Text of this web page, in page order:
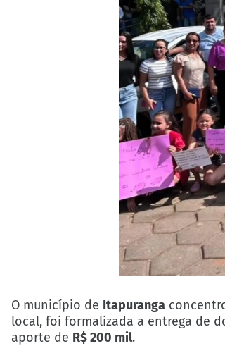
O município de Itapuranga
local, foi formalizada a entrega de
aporte de R$ 200 mil.